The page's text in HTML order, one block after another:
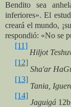
Bendito sea
inferiores». El
creará el mundo,
respondió: «No se
[11]
Hiljot
[12]
Sha'ar
[13]
Tania,
[14]
Jaguigá